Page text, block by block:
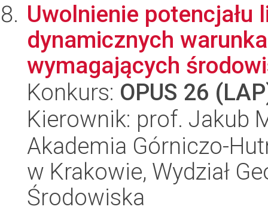
Uwolnienie
dynamicznych
wymagających
Konkurs: OPUS 26
Kierownik: prof. Jakub
Akademia Górniczo-
w Krakowie, Wydział
Środowiska